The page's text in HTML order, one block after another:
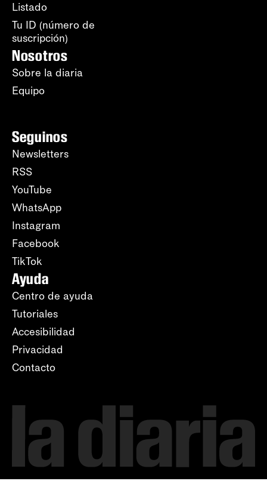
Listado
Tu ID (número de
suscripción)
Nosotros
Sobre la diaria
Equipo
Seguinos
Newsletters
RSS
YouTube
WhatsApp
Instagram
Facebook
TikTok
Ayuda
Centro de ayuda
Tutoriales
Accesibilidad
Privacidad
Contacto